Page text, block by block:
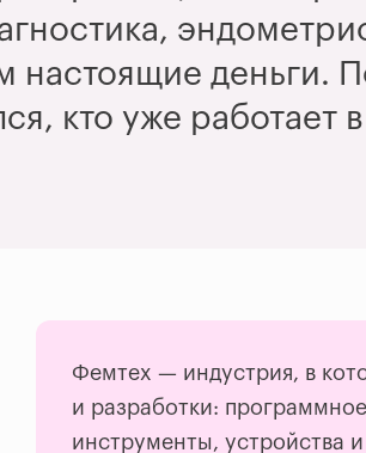
настоящие деньги.
кто уже
Фемтех — индустрия, в
и разработки:
инструменты, устройства